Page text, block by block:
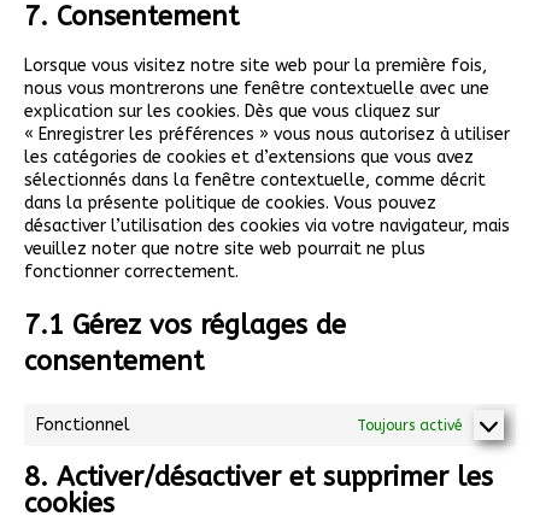
7. Consentement
Lorsque vous visitez notre site web pour la première fois,
nous vous montrerons une fenêtre contextuelle avec une
explication sur les cookies. Dès que vous cliquez sur
« Enregistrer les préférences » vous nous autorisez à utiliser
les catégories de cookies et d’extensions que vous avez
sélectionnés dans la fenêtre contextuelle, comme décrit
dans la présente politique de cookies. Vous pouvez
désactiver l’utilisation des cookies via votre navigateur, mais
veuillez noter que notre site web pourrait ne plus
fonctionner correctement.
7.1 Gérez vos réglages de
consentement
Fonctionnel Toujours activé
8. Activer/désactiver et supprimer les
cookies